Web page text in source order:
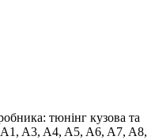
тюнінг кузова та
A1, A3, A4, A5, A6, A7, A8,